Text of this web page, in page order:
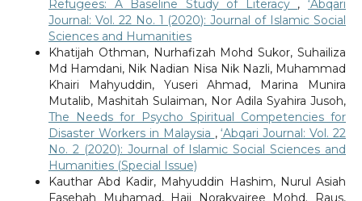
Refugees: A Baseline Study of Literacy ,‘Abqari
Journal: Vol. 22 No. 1 (2020): Journal of Islamic Social
Sciences and Humanities
Khatijah Othman, Nurhafizah Mohd Sukor, Suhailiza
Md Hamdani, Nik Nadian Nisa Nik Nazli, Muhammad
Khairi Mahyuddin, Yuseri Ahmad, Marina Munira
Mutalib, Mashitah Sulaiman, Nor Adila Syahira Jusoh,
The Needs for Psycho Spiritual Competencies for
Disaster Workers in Malaysia ,‘Abqari Journal: Vol. 22
No. 2 (2020): Journal of Islamic Social Sciences and
Humanities (Special Issue)
Kauthar Abd Kadir, Mahyuddin Hashim, Nurul Asiah
Fasehah Muhamad, Haji Norakyairee Mohd. Raus,